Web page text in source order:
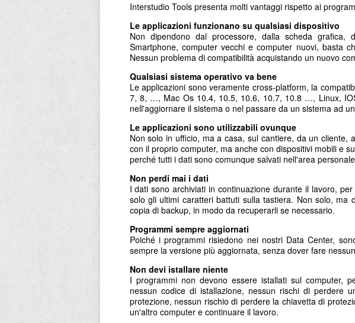
Interstudio Tools presenta molti vantaggi rispetto ai
Le applicazioni funzionano su qualsiasi dispositivo
Non dipendono dal processore, dalla scheda grafica,
Smartphone, computer vecchi e computer nuovi, basta
Nessun problema di compatibilità acquistando un nuovo
Qualsiasi sistema operativo va bene
Le applicazioni sono veramente cross-platform, la
7, 8, …, Mac Os 10.4, 10.5, 10.6, 10.7, 10.8 …, Linux,
nell'aggiornare il sistema o nel passare da un sistema ad
Le applicazioni sono utilizzabili ovunque
Non solo in ufficio, ma a casa, sul cantiere, da un cliente,
con il proprio computer, ma anche con dispositivi mobili e
perché tutti i dati sono comunque salvati nell'area
Non perdi mai i dati
I dati sono archiviati in continuazione durante il lavoro,
solo gli ultimi caratteri battuti sulla tastiera. Non solo, ma
copia di backup, in modo da recuperarli se necessario.
Programmi sempre aggiornati
Poiché i programmi risiedono nei nostri Data Center,
sempre la versione più aggiornata, senza dover fare
Non devi istallare niente
I programmi non devono essere istallati sul computer,
nessun codice di istallazione, nessun rischi di perdere
protezione, nessun rischio di perdere la chiavetta di
un'altro computer e continuare il lavoro.